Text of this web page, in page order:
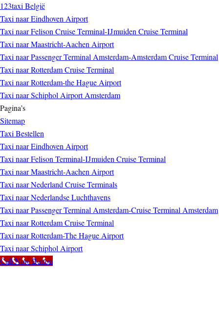
123taxi België
Taxi naar Eindhoven Airport
Taxi naar Felison Cruise Terminal-IJmuiden Cruise Terminal
Taxi naar Maastricht-Aachen Airport
Taxi naar Passenger Terminal Amsterdam-Amsterdam Cruise Terminal
Taxi naar Rotterdam Cruise Terminal
Taxi naar Rotterdam-the Hague Airport
Taxi naar Schiphol Airport Amsterdam
Pagina’s
Sitemap
Taxi Bestellen
Taxi naar Eindhoven Airport
Taxi naar Felison Terminal-IJmuiden Cruise Terminal
Taxi naar Maastricht-Aachen Airport
Taxi naar Nederland Cruise Terminals
Taxi naar Nederlandse Luchthavens
Taxi naar Passenger Terminal Amsterdam-Cruise Terminal Amsterdam
Taxi naar Rotterdam Cruise Terminal
Taxi naar Rotterdam-The Hague Airport
Taxi naar Schiphol Airport
Call Now Button